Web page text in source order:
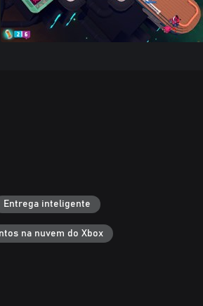
Entrega inteligente
na nuvem do Xbox